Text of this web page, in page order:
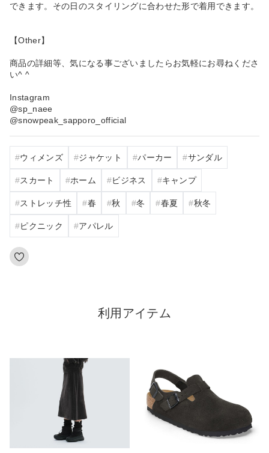
できます。その日のスタイリングに合わせた形で着用できます。
【Other】
商品の詳細等、気になる事ございましたらお気軽にお尋ねくださ
い^ ^
Instagram
@sp_naee
@snowpeak_sapporo_official
ウィメンズ ジャケット パーカー サンダル
スカート ホーム ビジネス キャンプ
ストレッチ性 春 秋 冬 春夏 秋冬
ピクニック アパレル
利用アイテム